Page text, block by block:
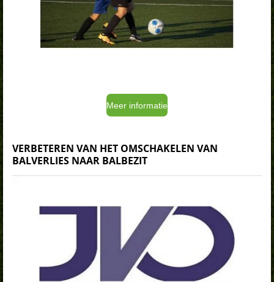
Meer informatie
VERBETEREN VAN HET OMSCHAKELEN VAN
BALVERLIES NAAR BALBEZIT